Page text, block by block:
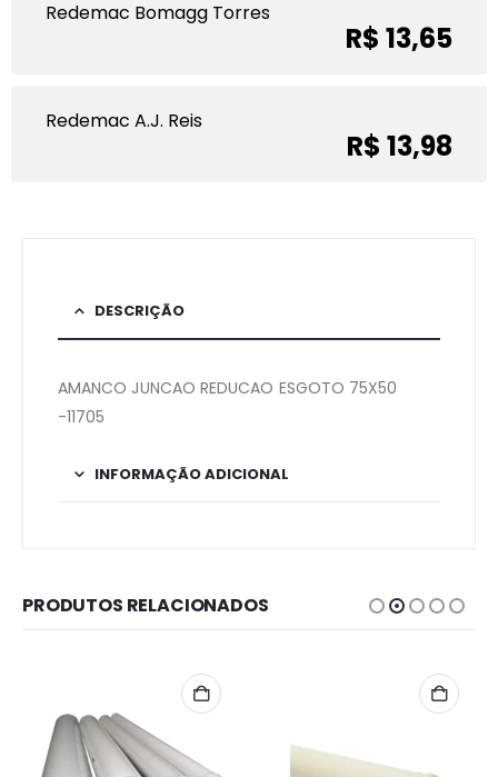
Redemac Bomagg Torres
R$ 13,65
Redemac A.J. Reis
R$ 13,98
DESCRIÇÃO
AMANCO JUNCAO REDUCAO ESGOTO 75X50
-11705
INFORMAÇÃO ADICIONAL
PRODUTOS RELACIONADOS